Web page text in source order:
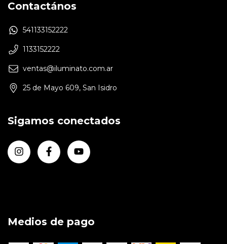
Contactános
541133152222
1133152222
ventas@iluminato.com.ar
25 de Mayo 609, San Isidro
Sigamos conectados
Medios de pago